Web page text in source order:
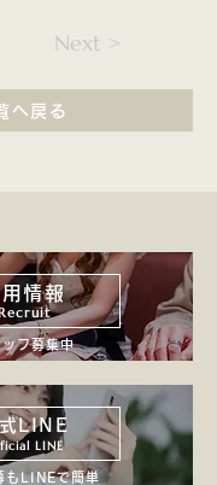
Next >
へ戻る
ッフ募集中
情報
もLINEで簡単
LINE
LINE